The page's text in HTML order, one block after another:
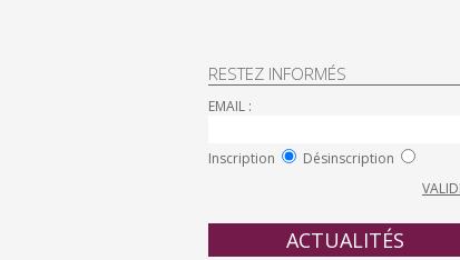
RESTEZ INFORMÉS
EMAIL :
Inscription Désinscription
ACTUALITÉS